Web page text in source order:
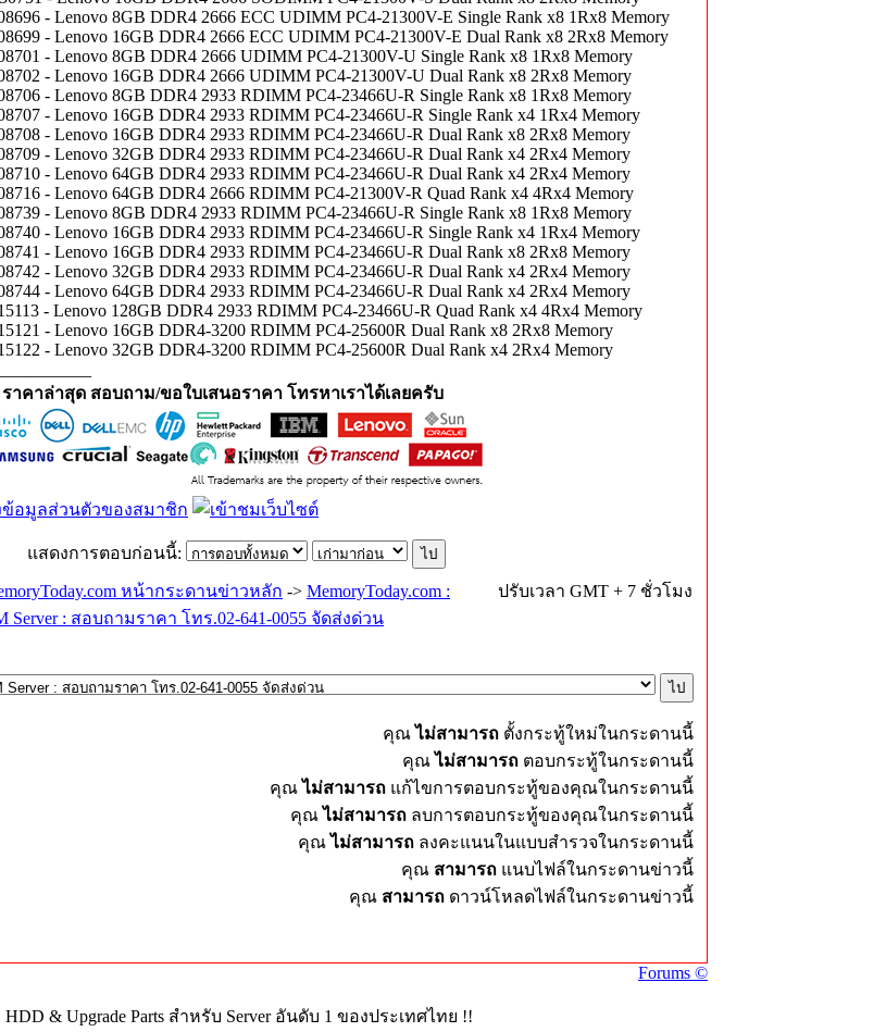
- Lenovo 8GB DDR4 2666 ECC UDIMM PC4-21300V-E Single Rank x8 1Rx8 Memory
- Lenovo 16GB DDR4 2666 ECC UDIMM PC4-21300V-E Dual Rank x8 2Rx8 Memory
- Lenovo 8GB DDR4 2666 UDIMM PC4-21300V-U Single Rank x8 1Rx8 Memory
- Lenovo 16GB DDR4 2666 UDIMM PC4-21300V-U Dual Rank x8 2Rx8 Memory
- Lenovo 8GB DDR4 2933 RDIMM PC4-23466U-R Single Rank x8 1Rx8 Memory
- Lenovo 16GB DDR4 2933 RDIMM PC4-23466U-R Single Rank x4 1Rx4 Memory
- Lenovo 16GB DDR4 2933 RDIMM PC4-23466U-R Dual Rank x8 2Rx8 Memory
- Lenovo 32GB DDR4 2933 RDIMM PC4-23466U-R Dual Rank x4 2Rx4 Memory
- Lenovo 64GB DDR4 2933 RDIMM PC4-23466U-R Dual Rank x4 2Rx4 Memory
- Lenovo 64GB DDR4 2666 RDIMM PC4-21300V-R Quad Rank x4 4Rx4 Memory
- Lenovo 8GB DDR4 2933 RDIMM PC4-23466U-R Single Rank x8 1Rx8 Memory
- Lenovo 16GB DDR4 2933 RDIMM PC4-23466U-R Single Rank x4 1Rx4 Memory
- Lenovo 16GB DDR4 2933 RDIMM PC4-23466U-R Dual Rank x8 2Rx8 Memory
- Lenovo 32GB DDR4 2933 RDIMM PC4-23466U-R Dual Rank x4 2Rx4 Memory
- Lenovo 64GB DDR4 2933 RDIMM PC4-23466U-R Dual Rank x4 2Rx4 Memory
- Lenovo 128GB DDR4 2933 RDIMM PC4-23466U-R Quad Rank x4 4Rx4 Memory
- Lenovo 16GB DDR4-3200 RDIMM PC4-25600R Dual Rank x8 2Rx8 Memory
- Lenovo 32GB DDR4-3200 RDIMM PC4-25600R Dual Rank x4 2Rx4 Memory
ราคาล่าสุด สอบถาม/ขอใบเสนอราคา โทรหาเราได้เลยครับ
แสดงการตอบก่อนนี้:
หน้ากระดานข่าวหลัก -> MemoryToday.com :
Server : สอบถามราคา โทร.02-641-0055 จัดส่งด่วน
ปรับเวลา GMT + 7 ชั่วโมง
คุณไม่สามารถ ตั้งกระทู้ใหม่ในกระดานนี้
คุณไม่สามารถ ตอบกระทู้ในกระดานนี้
คุณไม่สามารถ แก้ไขการตอบกระทู้ของคุณในกระดานนี้
คุณไม่สามารถ ลบการตอบกระทู้ของคุณในกระดานนี้
คุณไม่สามารถ ลงคะแนนในแบบสำรวจในกระดานนี้
คุณ สามารถ แนบไฟล์ในกระดานข่าวนี้
คุณ สามารถ ดาวน์โหลดไฟล์ในกระดานข่าวนี้
Forums ©
& Upgrade Parts สำหรับ Server อันดับ 1 ของประเทศไทย !!